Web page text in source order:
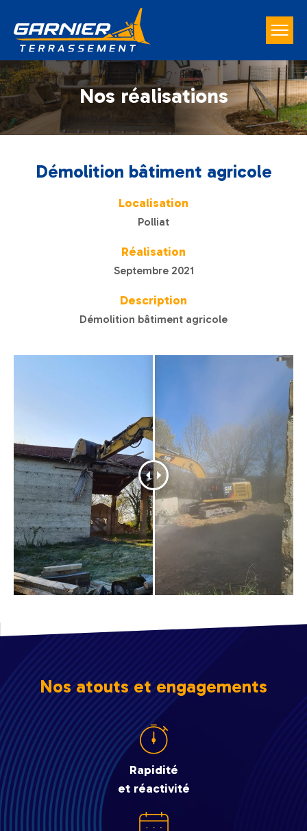
Nos réalisations
Démolition bâtiment agricole
Localisation
Polliat
Réalisation
Septembre 2021
Description
Démolition bâtiment agricole
Nos atouts et engagements
Rapidité
et réactivité